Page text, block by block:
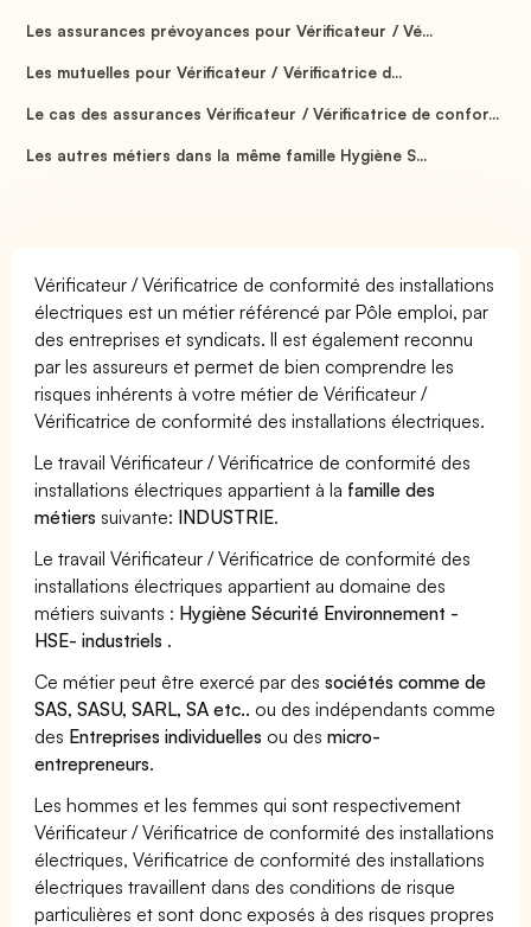
Les assurances prévoyances pour Vérificateur / Vé...
Les mutuelles pour Vérificateur / Vérificatrice d...
Le cas des assurances Vérificateur / Vérificatrice de confor...
Les autres métiers dans la même famille Hygiène S...
Vérificateur / Vérificatrice de conformité des installations
électriques est un métier référencé par Pôle emploi, par
des entreprises et syndicats. Il est également reconnu
par les assureurs et permet de bien comprendre les
risques inhérents à votre métier de Vérificateur /
Vérificatrice de conformité des installations électriques.
Le travail Vérificateur / Vérificatrice de conformité des
installations électriques appartient à la famille des
métiers suivante: INDUSTRIE.
Le travail Vérificateur / Vérificatrice de conformité des
installations électriques appartient au domaine des
métiers suivants : Hygiène Sécurité Environnement -
HSE- industriels .
Ce métier peut être exercé par dessociétés comme de
SAS, SASU, SARL, SA etc.. ou des indépendants comme
des Entreprises individuelles ou desmicro-
entrepreneurs.
Les hommes et les femmes qui sont respectivement
Vérificateur / Vérificatrice de conformité des installations
électriques, Vérificatrice de conformité des installations
électriques travaillent dans des conditions de risque
particulières et sont donc exposés à des risques propres